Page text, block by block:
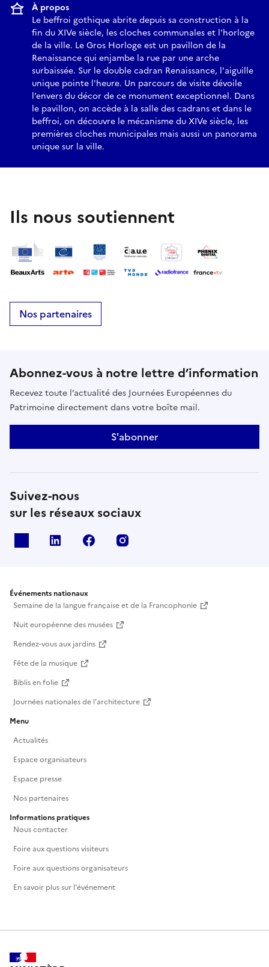
À propos
Le beffroi gothique abrite depuis sa construction à la
fin du XIVe siècle, les cloches communales et l'horloge
de la ville. Le Gros Horloge est un pavillon de la
Renaissance qui enjambe la rue par une arche
surbaissée. Sur le double cadran Renaissance, l'aiguille
unique pointe l'heure. Un parcours de visite dévoile
l’envers du décor de ce monument exceptionnel. Dans
le pavillon, on accède à la salle des cadrans et dans le
beffroi, on découvre le mécanisme du XIVe siècle, les
premières cloches municipales mais aussi un panorama
unique sur la ville.
Ils nous soutiennent
Nos partenaires
Abonnez-vous à notre lettre d’information
Recevez toute l’actualité des Journées Européennes du
Patrimoine directement dans votre boîte mail.
S'abonner
Suivez-nous
sur les réseaux sociaux
Linkedin Facebook
Événements nationaux
Semaine de la langue française et de la Francophonie
Nuit européenne des musées
Rendez-vous aux jardins
Fête de la musique
Biblis en folie
Journées nationales de l'architecture
Menu
Actualités
Espace organisateurs
Espace presse
Nos partenaires
Informations pratiques
Nous contacter
Foire aux questions visiteurs
Foire aux questions organisateurs
En savoir plus sur l'événement